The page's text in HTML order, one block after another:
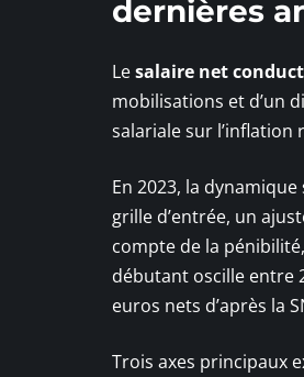
dernières
Lesalaire net
mobilisations et d’un
salariale sur l’inflation
En 2023, la
grille d’entrée, un
compte de la
débutant oscille entre
euros nets d’après la
Trois axes principaux